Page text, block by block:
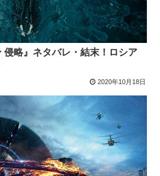
侵略』ネタバレ・結末！ロシア
2020年10月18日